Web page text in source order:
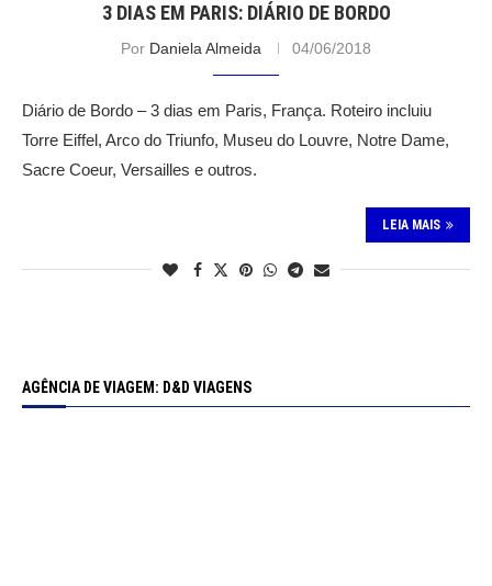
3 DIAS EM PARIS: DIÁRIO DE BORDO
Por Daniela Almeida 04/06/2018
Diário de Bordo – 3 dias em Paris, França. Roteiro incluiu
Torre Eiffel, Arco do Triunfo, Museu do Louvre, Notre Dame,
Sacre Coeur, Versailles e outros.
LEIA MAIS
AGÊNCIA DE VIAGEM: D&D VIAGENS